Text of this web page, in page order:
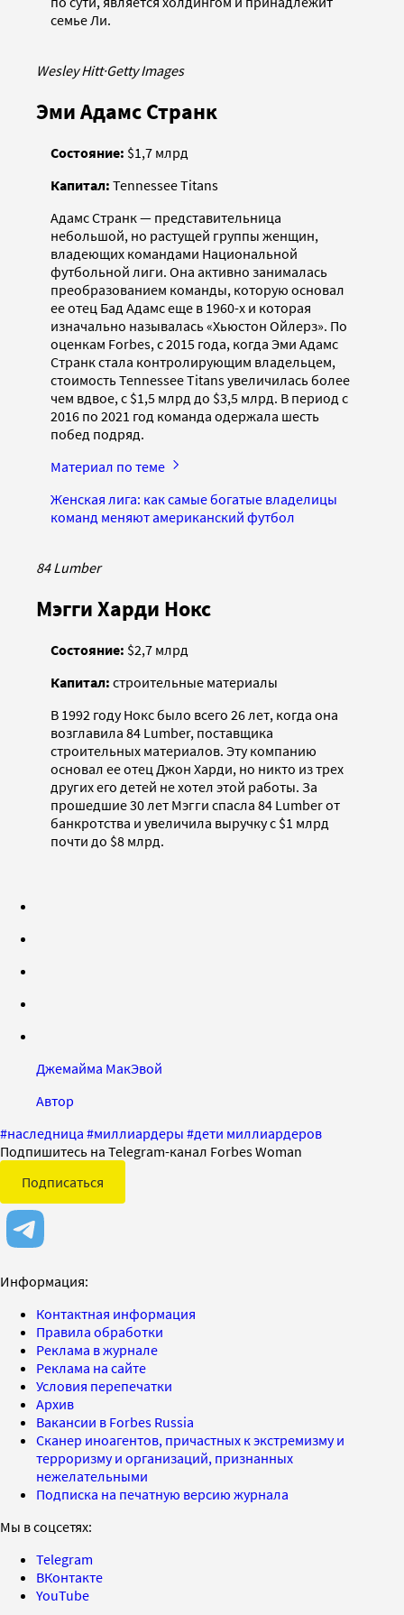
семье Ли.
Wesley Hitt·Getty Images
Эми Адамс Странк
Состояние: $1,7 млрд
Капитал: Tennessee Titans
Адамс Странк — представительница
небольшой, но растущей группы женщин,
владеющих командами Национальной
футбольной лиги. Она активно занималась
преобразованием команды, которую основал
ее отец Бад Адамс еще в 1960-х и которая
изначально называлась «Хьюстон Ойлерз». По
оценкам Forbes, с 2015 года, когда Эми Адамс
Странк стала контролирующим владельцем,
стоимость Tennessee Titans увеличилась более
чем вдвое, с $1,5 млрд до $3,5 млрд. В период с
2016 по 2021 год команда одержала шесть
побед подряд.
Материал по теме
Женская лига: как самые богатые владелицы
команд меняют американский футбол
84 Lumber
Мэгги Харди Нокс
Состояние: $2,7 млрд
Капитал: строительные материалы
В 1992 году Нокс было всего 26 лет, когда она
возглавила 84 Lumber, поставщика
строительных материалов. Эту компанию
основал ее отец Джон Харди, но никто из трех
других его детей не хотел этой работы. За
прошедшие 30 лет Мэгги спасла 84 Lumber от
банкротства и увеличила выручку с $1 млрд
почти до $8 млрд.
Джемайма МакЭвой
Автор
#наследница #миллиардеры #дети миллиардеров
Подпишитесь на Telegram-канал Forbes Woman
Подписаться
Информация:
Контактная информация
Правила обработки
Реклама в журнале
Реклама на сайте
Условия перепечатки
Архив
Вакансии в Forbes Russia
Сканер иноагентов, причастных к экстремизму и
терроризму и организаций, признанных
нежелательными
Подписка на печатную версию журнала
Мы в соцсетях:
Telegram
ВКонтакте
YouTube